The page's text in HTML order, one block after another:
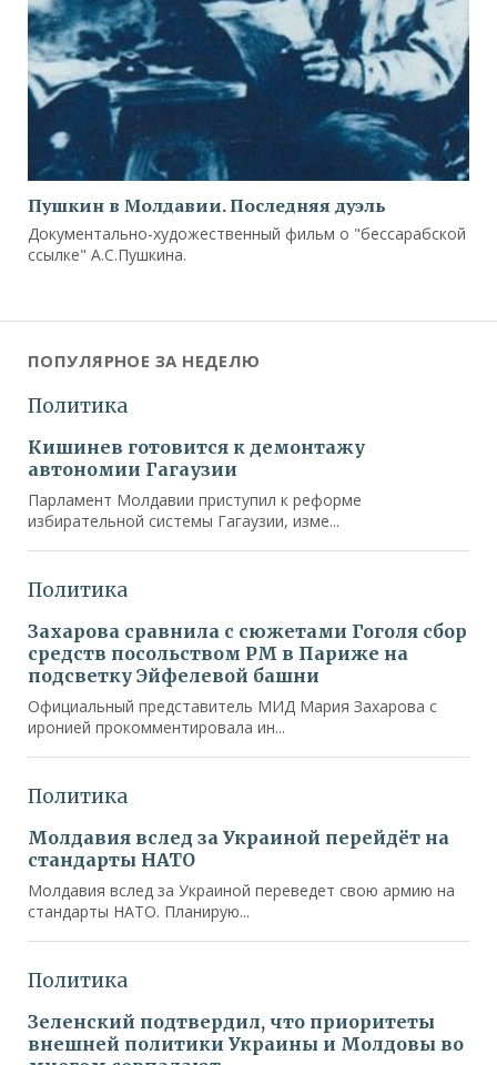
Пушкин в Молдавии. Последняя дуэль
Документально-художественный фильм о "бессарабской
ссылке" А.С.Пушкина.
ПОПУЛЯРНОЕ ЗА НЕДЕЛЮ